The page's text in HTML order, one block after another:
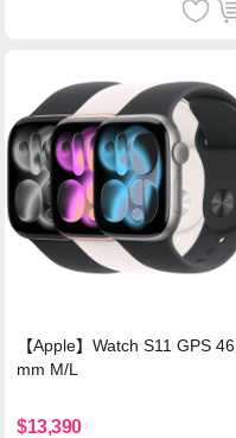
【Apple】Watch S11 GPS 46
mm M/L
$13,390